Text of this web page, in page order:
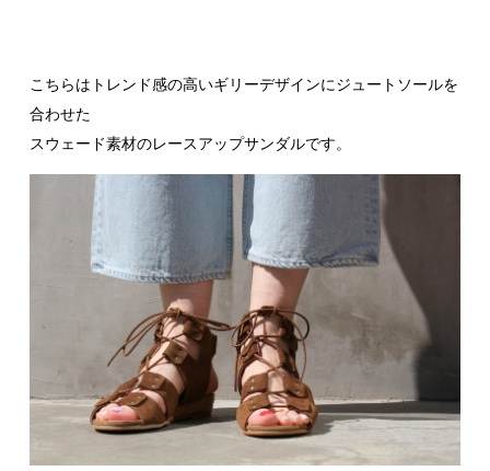
こちらはトレンド感の高いギリーデザインにジュートソールを
合わせた
スウェード素材のレースアップサンダルです。